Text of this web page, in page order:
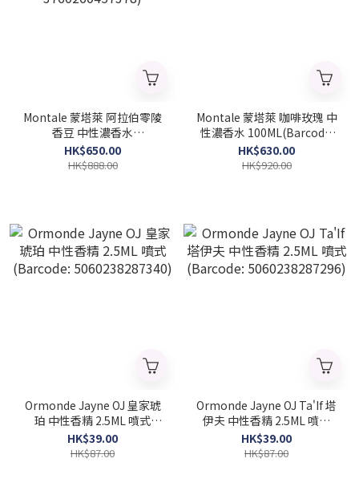
Montale 蒙塔萊 阿拉伯零陵
香豆 中性濃香水
50ML(Barcode:
3760260457378)
HK$650.00
HK$888.00
Montale 蒙塔萊 咖啡玫瑰 中
性濃香水 100ML(Barcode:
3760260450065)
HK$630.00
HK$920.00
Ormonde Jayne OJ 皇家琥
珀 中性香精 2.5ML 噴式
(Barcode: 5060238287340)
HK$39.00
HK$87.00
Ormonde Jayne OJ Ta'If 塔
伊夫 中性香精 2.5ML 噴式
(Barcode: 5060238287296)
HK$39.00
HK$87.00